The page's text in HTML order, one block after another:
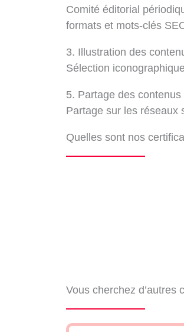
Comité éditorial
formats et mots-clés
3. Illustration des
Sélection
5. Partage des contenus
Partage sur les réseaux
Quelles sont nos
Vous cherchez d’autres